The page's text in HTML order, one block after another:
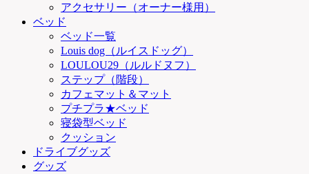
アクセサリー（オーナー様用）
ベッド
ベッド一覧
Louis dog（ルイスドッグ）
LOULOU29（ルルドヌフ）
ステップ（階段）
カフェマット＆マット
プチプラ★ベッド
寝袋型ベッド
クッション
ドライブグッズ
グッズ